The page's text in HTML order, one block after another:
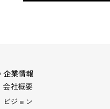
企業情報
会社概要
ビジョン